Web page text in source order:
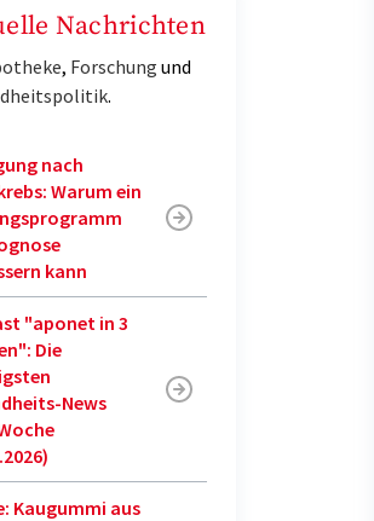
Nachrichten
, Forschung und
.
nach
Warum ein
kann
"aponet in 3
Die
News
Kaugummi aus